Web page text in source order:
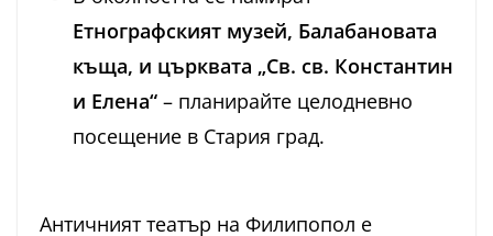
Етнографският музей, Балабановата
къща, и църквата „Св. св. Константин
и Елена“ – планирайте целодневно
посещение в Стария град.
Античният театър на Филипопол е